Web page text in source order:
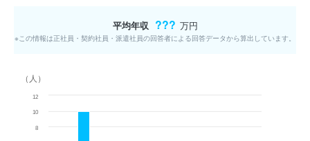
平均年収 ??? 万円
※この情報は正社員・契約社員・派遣社員の回答者による回答データから算出しています。
（人）
8
10
12